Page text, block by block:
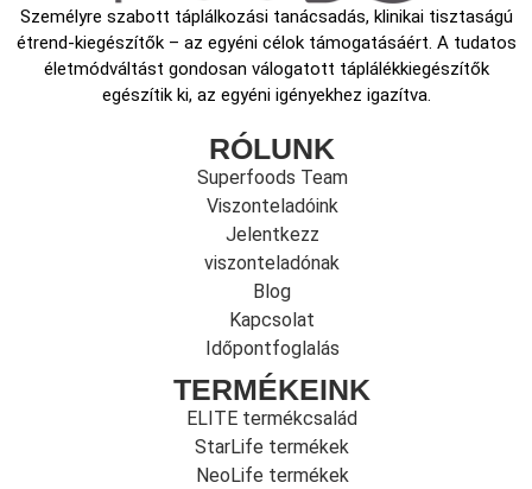
Személyre szabott táplálkozási tanácsadás, klinikai tisztaságú
étrend-kiegészítők – az egyéni célok támogatásáért. A tudatos
életmódváltást gondosan válogatott táplálékkiegészítők
egészítik ki, az egyéni igényekhez igazítva.
RÓLUNK
Superfoods Team
Viszonteladóink
Jelentkezz
viszonteladónak
Blog
Kapcsolat
Időpontfoglalás
TERMÉKEINK
ELITE termékcsalád
StarLife termékek
NeoLife termékek